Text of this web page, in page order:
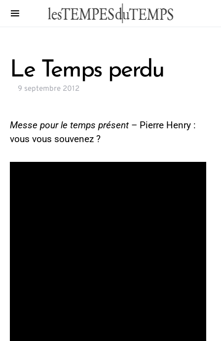
Le Temps perdu
9 septembre 2012
Messe pour le temps présent – Pierre Henry :
vous vous souvenez ?